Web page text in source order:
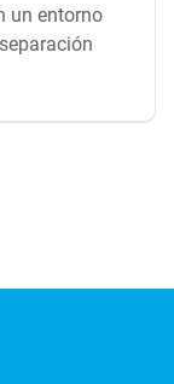
un entorno